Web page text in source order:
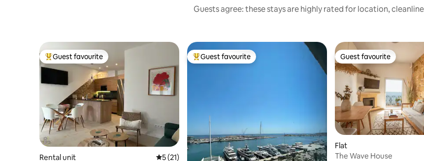
Guests agree: these stays are highly rated for location,
Top guest favourite
Guest favourite
Rental unit 5 out of 5 average rating, 21 reviews
5 (21)
Top guest favourite
Guest favourite Guest favourite
Guest favourite
Flat
The Wave House